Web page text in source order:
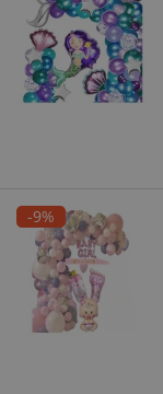
-9%